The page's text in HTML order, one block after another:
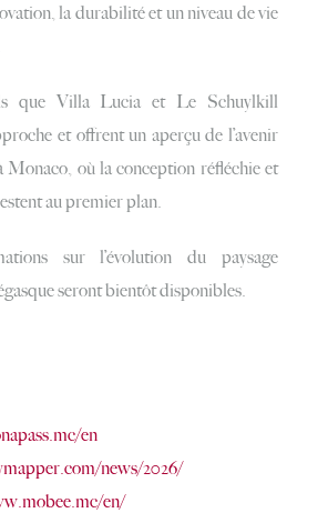
la durabilité et un niveau de vie
que Villa Lucia et Le Schuylkill
et offrent un aperçu de l’avenir
Monaco, où la conception réfléchie et
au premier plan.
sur l’évolution du paysage
seront bientôt disponibles.
en
news/2026/
en/